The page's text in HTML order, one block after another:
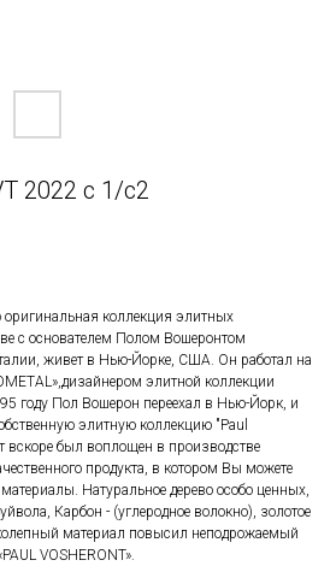
2022 c 1/c2
оригинальная коллекция элитных
с основателем Полом Вошеронтом
живет в Нью-Йорке, США. Он работал на
элитной коллекции
году Пол Вошерон переехал в Нью-Йорк, и
элитную коллекцию "Paul
вскоре был воплощен в производстве
продукта, в котором Вы можете
Натуральное дерево особо ценных,
Карбон - (углеродное волокно), золотое
материал повысил неподрожаемый
VOSHERONT».